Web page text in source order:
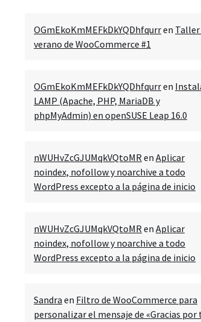
OGmEkoKmMEFkDkYQDhfqurren Taller
verano de WooCommerce #1
OGmEkoKmMEFkDkYQDhfqurren
LAMP (Apache, PHP, MariaDB y
phpMyAdmin) en openSUSE Leap 16.0
nWUHvZcGJUMqkVQtoMRen Aplicar
noindex, nofollow y noarchive a todo
WordPress excepto a la página de inicio
nWUHvZcGJUMqkVQtoMRen Aplicar
noindex, nofollow y noarchive a todo
WordPress excepto a la página de inicio
Sandra en Filtro de WooCommerce para
personalizar el mensaje de «Gracias por